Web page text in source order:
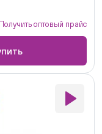
Получить оптовый прайс